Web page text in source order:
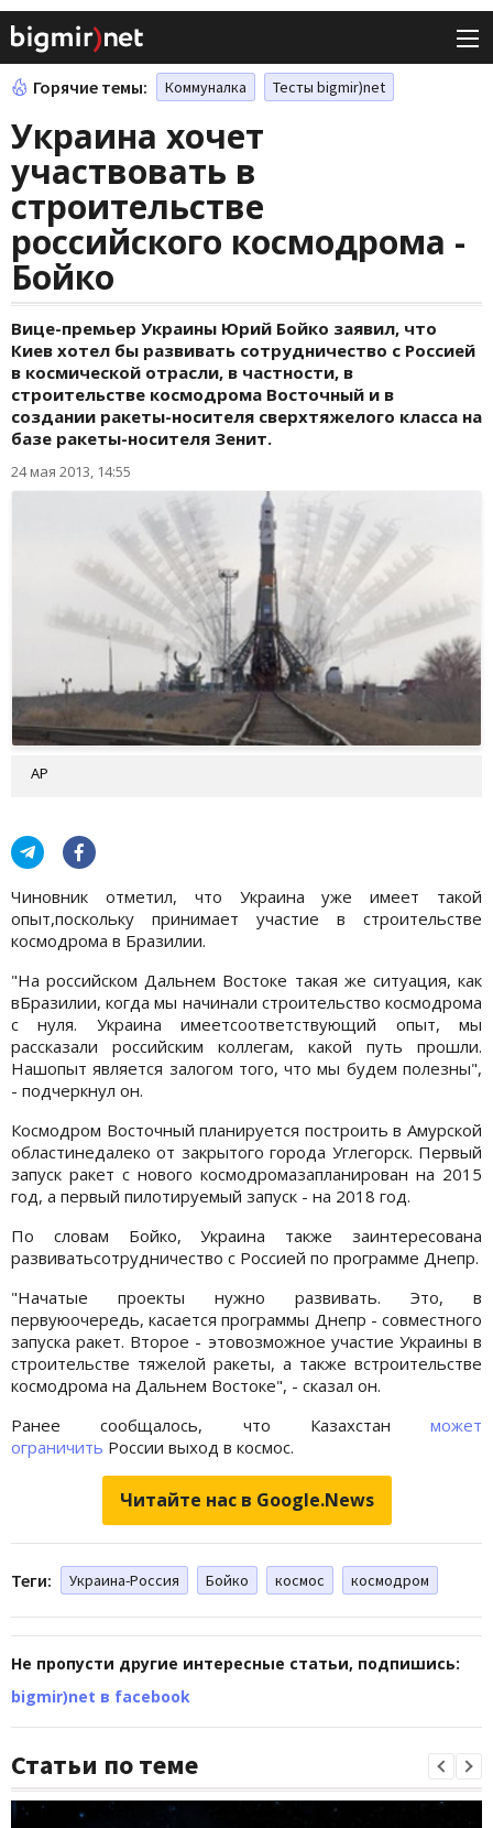
Горячие темы: Коммуналка Тесты bigmir)net
Украина хочет
участвовать в
строительстве
российского космодрома -
Бойко
Вице-премьер Украины Юрий Бойко заявил, что
Киев хотел бы развивать сотрудничество с Россией
в космической отрасли, в частности, в
строительстве космодрома Восточный и в
создании ракеты-носителя сверхтяжелого класса на
базе ракеты-носителя Зенит.
24 мая 2013, 14:55
AP
Чиновник отметил, что Украина уже имеет такой
опыт,поскольку принимает участие в строительстве
космодрома в Бразилии.
"На российском Дальнем Востоке такая же ситуация, как
вБразилии, когда мы начинали строительство космодрома
с нуля. Украина имеетсоответствующий опыт, мы
рассказали российским коллегам, какой путь прошли.
Нашопыт является залогом того, что мы будем полезны",
- подчеркнул он.
Космодром Восточный планируется построить в Амурской
областинедалеко от закрытого города Углегорск. Первый
запуск ракет с нового космодромазапланирован на 2015
год, а первый пилотируемый запуск - на 2018 год.
По словам Бойко, Украина также заинтересована
развиватьсотрудничество с Россией по программе Днепр.
"Начатые проекты нужно развивать. Это, в
первуюочередь, касается программы Днепр - совместного
запуска ракет. Второе - этовозможное участие Украины в
строительстве тяжелой ракеты, а также встроительстве
космодрома на Дальнем Востоке", - сказал он.
Ранее сообщалось, что Казахстан может
ограничить России выход в космос.
Читайте нас в Google.News
Теги: Украина-Россия Бойко космос космодром
Не пропусти другие интересные статьи, подпишись:
bigmir)net в facebook
Статьи по теме